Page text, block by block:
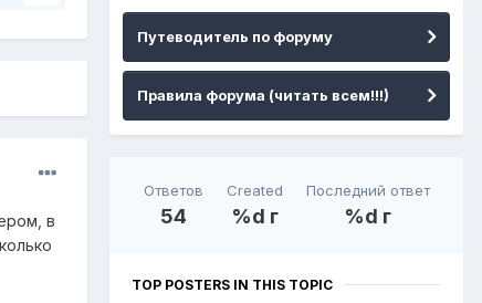
в
Путеводитель по форуму
Правила форума (читать всем!!!)
Ответов
54
Created
%d г
Последний ответ
%d г
TOP POSTERS IN THIS TOPIC